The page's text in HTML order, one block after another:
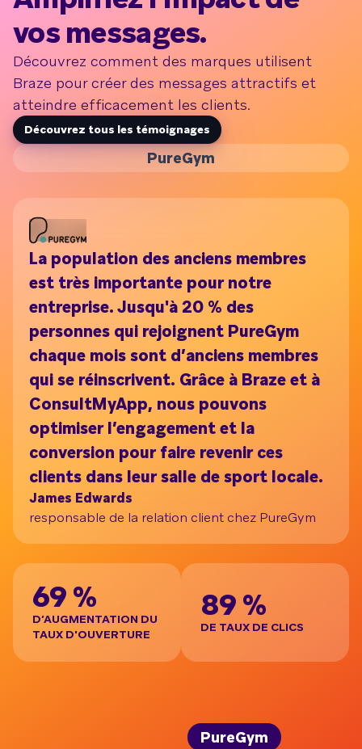
vos messages.
Découvrez comment des marques utilisent
Braze pour créer des messages attractifs et
atteindre efficacement les clients.
Découvrez tous les témoignages
PureGym
La population des anciens membres
est très importante pour notre
entreprise. Jusqu'à 20 % des
personnes qui rejoignent PureGym
chaque mois sont d’anciens membres
qui se réinscrivent. Grâce à Braze et à
ConsultMyApp, nous pouvons
optimiser l’engagement et la
conversion pour faire revenir ces
clients dans leur salle de sport locale.
James Edwards
responsable de la relation client chez PureGym
69 %
D’AUGMENTATION DU
TAUX D'OUVERTURE
89 %
DE TAUX DE CLICS
PureGym